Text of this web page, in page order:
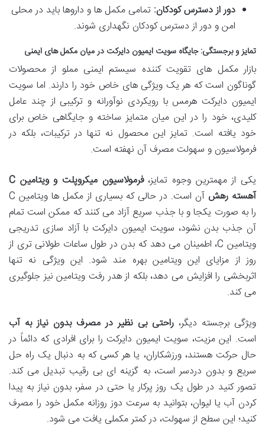
دور از دسترس کودکان: تمامی مکمل ها و داروها باید در محلی
امن و دور از دسترس کودکان نگهداری شوند.
تمایز و برجستگی: جایگاه سویت ایمیون دایرکت در میان مکمل های ایمنی
بازار مکمل های تقویت کننده سیستم ایمنی مملو از محصولات
گوناگون است که هر یک ویژگی های خاص خود را دارند. اما سویت
ایمیون دایرکت هرمس با رویکردی نوآورانه و ترکیبی از چند عامل
کلیدی، خود را در این میان متمایز ساخته و جایگاهی خاص برای
خود یافته است. تمایز این محصول نه تنها در ترکیبات، بلکه در
فرمولاسیون و سهولت مصرف آن نهفته است.
یکی از مهمترین وجوه تمایز،
فرمولاسیون میکروپلت و ویتامین C
آهسته رهش
آن است. در حالی که بسیاری از مکمل ها ویتامین C
را به صورت یکجا و با جذب سریع آزاد می کنند که ممکن است تمام
آن جذب بدن نشود، سویت ایمیون دایرکت با آزاد سازی تدریجی
ویتامین C، اطمینان می دهد که بدن در طول ساعات طولانی تری از
روز از مزایای این ویتامین بهره مند شود. این ویژگی نه تنها
اثربخشی را افزایش می دهد، بلکه از هدر رفت ویتامین نیز جلوگیری
می کند.
ویژگی برجسته دیگر، راحتی بی نظیر در مصرف بدون نیاز به آب
است. این مزیت، سویت ایمیون دایرکت را برای افرادی که دائماً در
حال حرکت هستند، ورزشکاران، یا هر کسی که به دنبال یک راه حل
سریع و بدون دردسر است، به گزینه ای بی رقیب تبدیل می کند.
تصور کنید در طول یک روز پرکار یا حتی در سفر، بدون نیاز به پیدا
کردن آب یا لیوان، بتوانید به سرعت دوز روزانه مکمل خود را مصرف
کنید؛ این سطح از سهولت، در کمتر مکملی یافت می شود.